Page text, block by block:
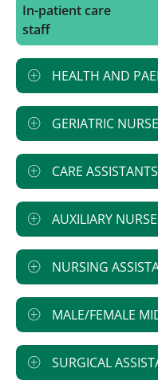
In-patient care
staff
HEALTH AND
GERIATRIC
CARE
AUXILIARY
NURSING
MALE/FEMALE
SURGICAL